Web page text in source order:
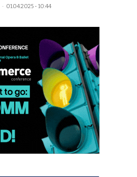
- 01.04.2025 - 10:44